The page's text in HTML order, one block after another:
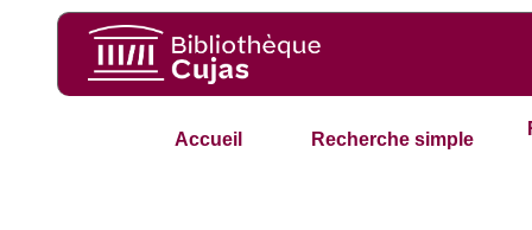
Accueil Recherche simple